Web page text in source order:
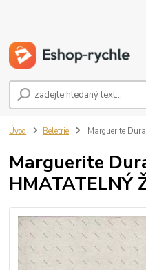
Úvod Beletrie Marguerite
Marguerite
HMATATELNÝ